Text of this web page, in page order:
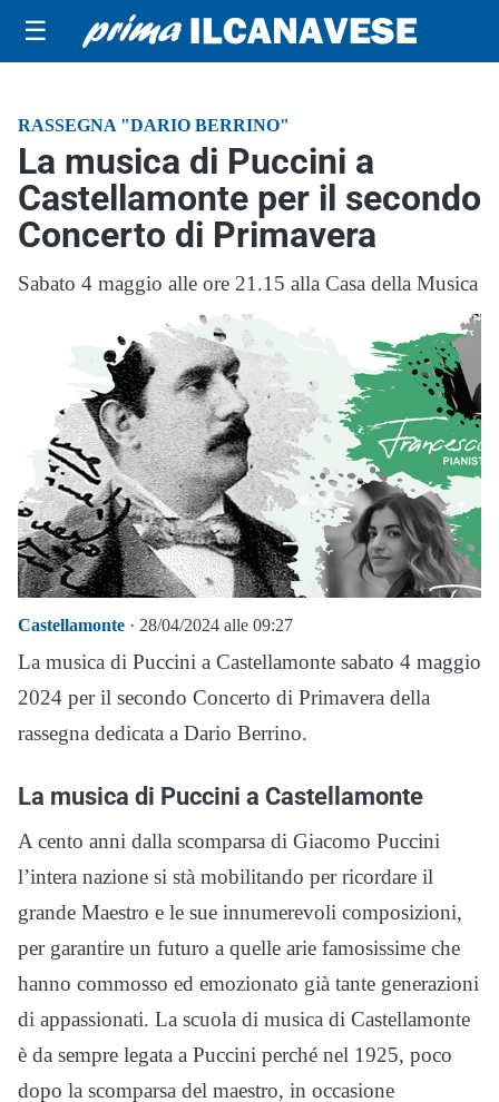
☰
RASSEGNA "DARIO BERRINO"
La musica di Puccini a
Castellamonte per il secondo
Concerto di Primavera
Sabato 4 maggio alle ore 21.15 alla Casa della Musica
Castellamonte · 28/04/2024 alle 09:27
La musica di Puccini a Castellamonte sabato 4 maggio
2024 per il secondo Concerto di Primavera della
rassegna dedicata a Dario Berrino.
La musica di Puccini a Castellamonte
A cento anni dalla scomparsa di Giacomo Puccini
l’intera nazione si stà mobilitando per ricordare il
grande Maestro e le sue innumerevoli composizioni,
per garantire un futuro a quelle arie famosissime che
hanno commosso ed emozionato già tante generazioni
di appassionati. La scuola di musica di Castellamonte
è da sempre legata a Puccini perché nel 1925, poco
dopo la scomparsa del maestro, in occasione